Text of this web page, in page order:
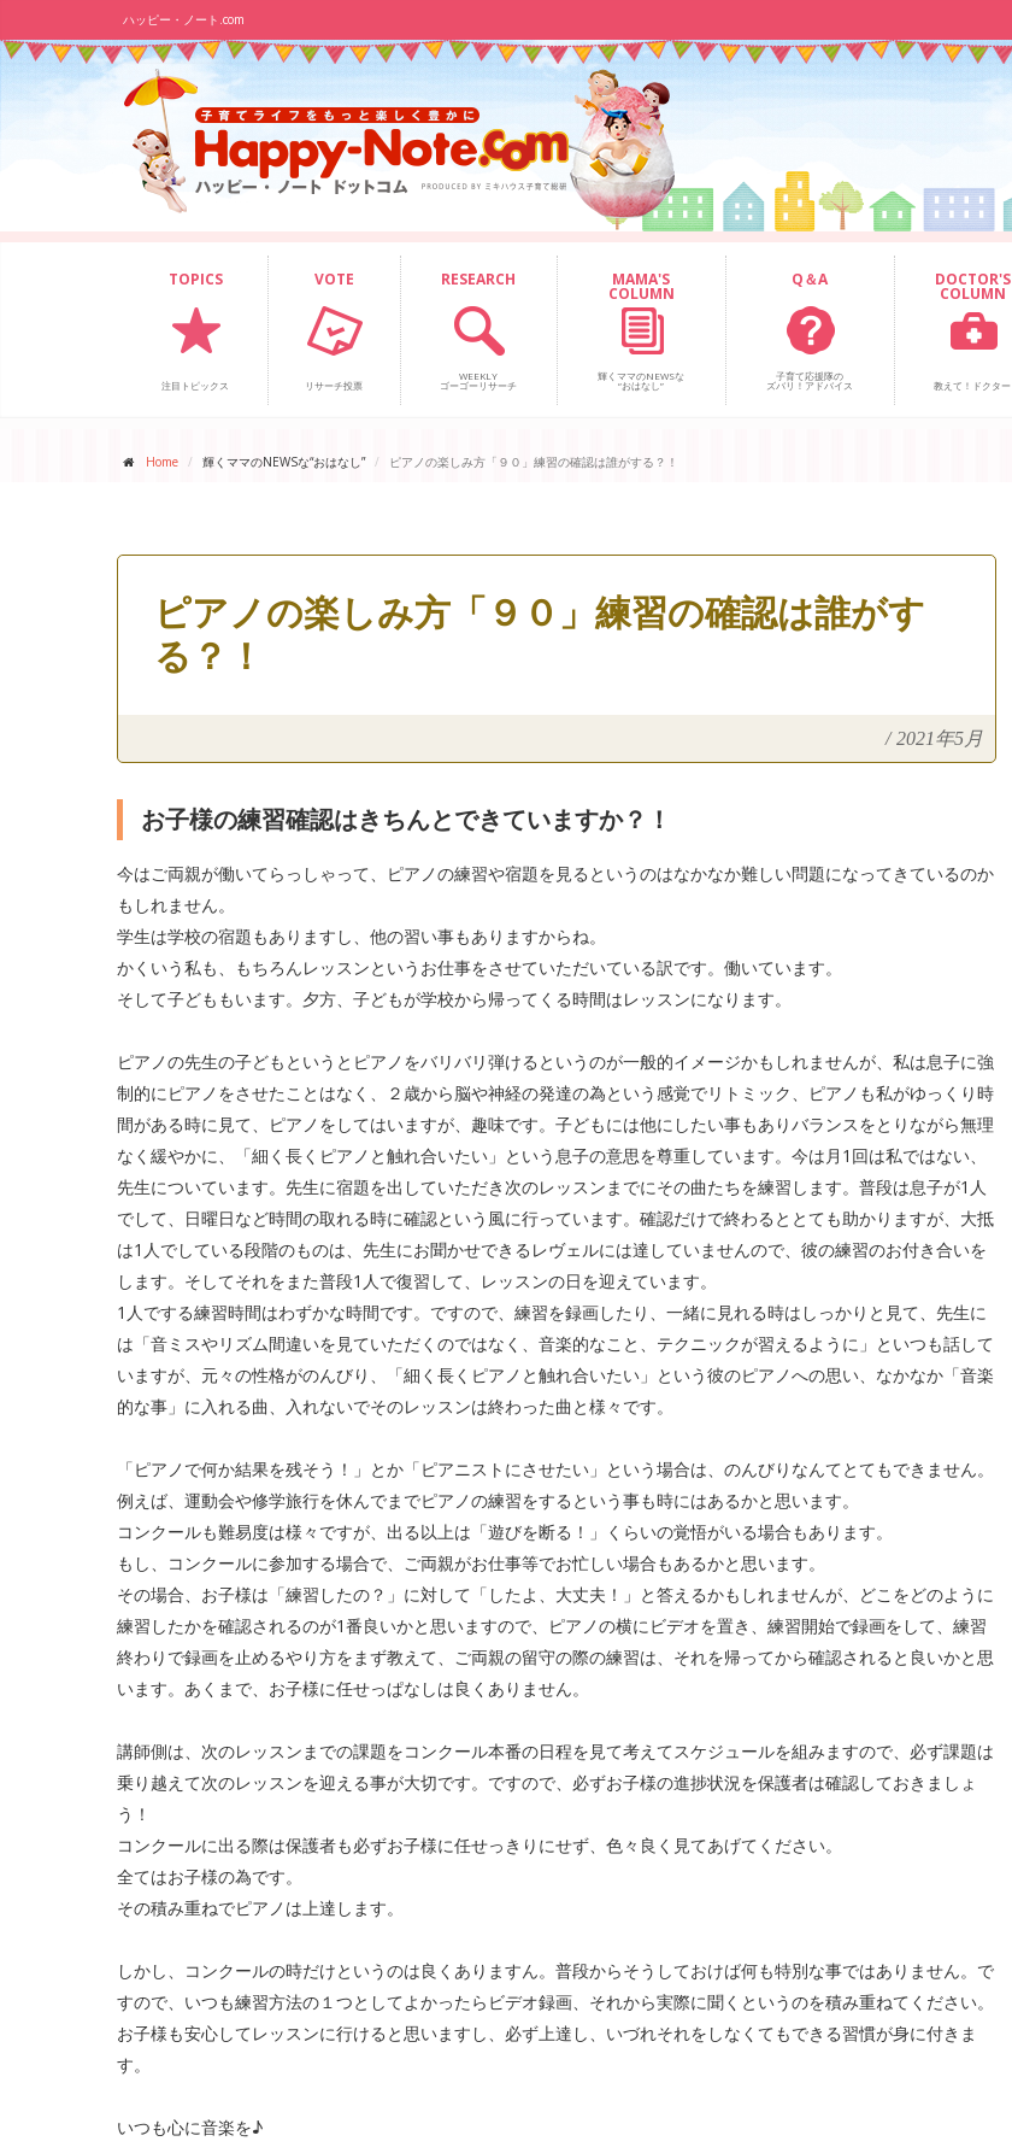
ハッピー・ノート.com
TOPICS
注目トピックス
VOTE
リサーチ投票
RESEARCH
WEEKLY
ゴーゴーリサーチ
MAMA'S
COLUMN
輝くママのNEWSな
“おはなし”
Q＆A
子育て応援隊の
ズバリ！アドバイス
DOCTOR'S
COLUMN
教えて！ドクター
Home 輝くママのNEWSな“おはなし” ピアノの楽しみ方「９０」練習の確認は誰がする？！
ピアノの楽しみ方「９０」練習の確認は誰がす
る？！
/ 2021年5月
お子様の練習確認はきちんとできていますか？！
今はご両親が働いてらっしゃって、ピアノの練習や宿題を見るというのはなかなか難しい問題になってきているのか
もしれません。
学生は学校の宿題もありますし、他の習い事もありますからね。
かくいう私も、もちろんレッスンというお仕事をさせていただいている訳です。働いています。
そして子どももいます。夕方、子どもが学校から帰ってくる時間はレッスンになります。
ピアノの先生の子どもというとピアノをバリバリ弾けるというのが一般的イメージかもしれませんが、私は息子に強
制的にピアノをさせたことはなく、２歳から脳や神経の発達の為という感覚でリトミック、ピアノも私がゆっくり時
間がある時に見て、ピアノをしてはいますが、趣味です。子どもには他にしたい事もありバランスをとりながら無理
なく緩やかに、「細く長くピアノと触れ合いたい」という息子の意思を尊重しています。今は月1回は私ではない、
先生についています。先生に宿題を出していただき次のレッスンまでにその曲たちを練習します。普段は息子が1人
でして、日曜日など時間の取れる時に確認という風に行っています。確認だけで終わるととても助かりますが、大抵
は1人でしている段階のものは、先生にお聞かせできるレヴェルには達していませんので、彼の練習のお付き合いを
します。そしてそれをまた普段1人で復習して、レッスンの日を迎えています。
1人でする練習時間はわずかな時間です。ですので、練習を録画したり、一緒に見れる時はしっかりと見て、先生に
は「音ミスやリズム間違いを見ていただくのではなく、音楽的なこと、テクニックが習えるように」といつも話して
いますが、元々の性格がのんびり、「細く長くピアノと触れ合いたい」という彼のピアノへの思い、なかなか「音楽
的な事」に入れる曲、入れないでそのレッスンは終わった曲と様々です。
「ピアノで何か結果を残そう！」とか「ピアニストにさせたい」という場合は、のんびりなんてとてもできません。
例えば、運動会や修学旅行を休んでまでピアノの練習をするという事も時にはあるかと思います。
コンクールも難易度は様々ですが、出る以上は「遊びを断る！」くらいの覚悟がいる場合もあります。
もし、コンクールに参加する場合で、ご両親がお仕事等でお忙しい場合もあるかと思います。
その場合、お子様は「練習したの？」に対して「したよ、大丈夫！」と答えるかもしれませんが、どこをどのように
練習したかを確認されるのが1番良いかと思いますので、ピアノの横にビデオを置き、練習開始で録画をして、練習
終わりで録画を止めるやり方をまず教えて、ご両親の留守の際の練習は、それを帰ってから確認されると良いかと思
います。あくまで、お子様に任せっぱなしは良くありません。
講師側は、次のレッスンまでの課題をコンクール本番の日程を見て考えてスケジュールを組みますので、必ず課題は
乗り越えて次のレッスンを迎える事が大切です。ですので、必ずお子様の進捗状況を保護者は確認しておきましょ
う！
コンクールに出る際は保護者も必ずお子様に任せっきりにせず、色々良く見てあげてください。
全てはお子様の為です。
その積み重ねでピアノは上達します。
しかし、コンクールの時だけというのは良くありますん。普段からそうしておけば何も特別な事ではありません。で
すので、いつも練習方法の１つとしてよかったらビデオ録画、それから実際に聞くというのを積み重ねてください。
お子様も安心してレッスンに行けると思いますし、必ず上達し、いづれそれをしなくてもできる習慣が身に付きま
す。
いつも心に音楽を♪